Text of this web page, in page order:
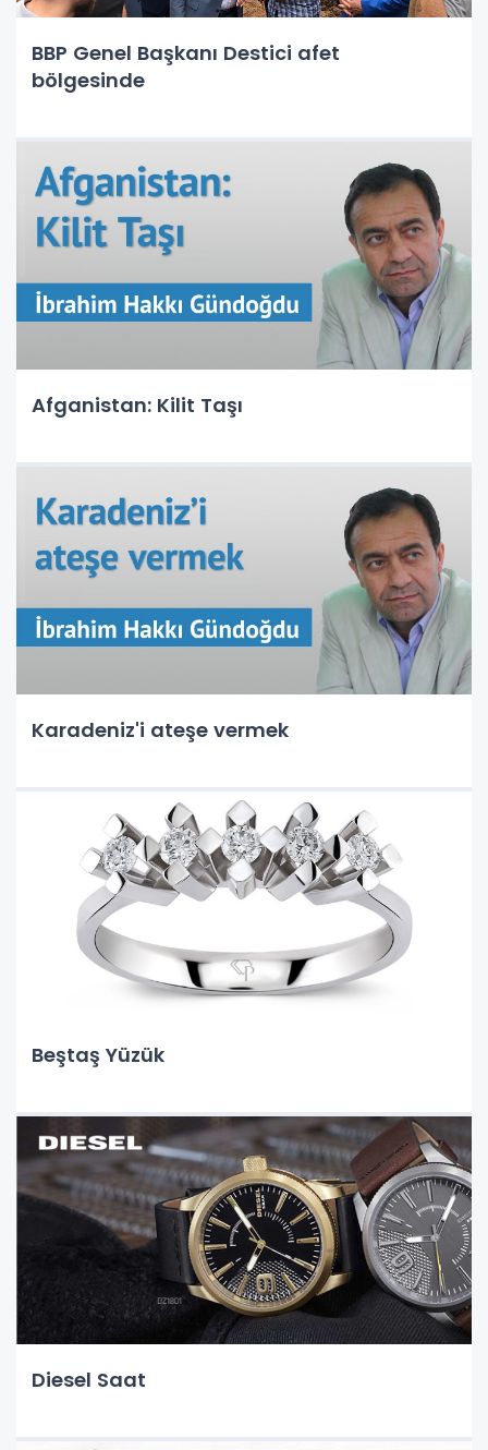
BBP Genel Başkanı Destici afet
bölgesinde
Afganistan: Kilit Taşı
Karadeniz'i ateşe vermek
Beştaş Yüzük
Diesel Saat